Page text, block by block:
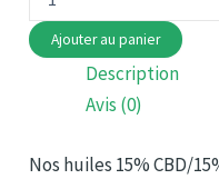
Huile
Cbd/Cbn
Ajouter au panier
Description
Avis (0)
Nos huiles 15% CBD/